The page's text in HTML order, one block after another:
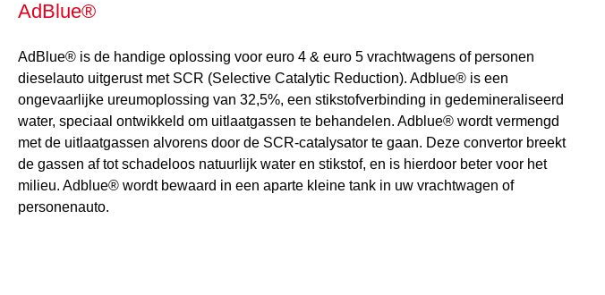
AdBlue®
AdBlue® is de handige oplossing voor euro 4 & euro 5 vrachtwagens of personen
dieselauto uitgerust met SCR (Selective Catalytic Reduction). Adblue® is een
ongevaarlijke ureumoplossing van 32,5%, een stikstofverbinding in gedemineraliseerd
water, speciaal ontwikkeld om uitlaatgassen te behandelen. Adblue® wordt vermengd
met de uitlaatgassen alvorens door de SCR-catalysator te gaan. Deze convertor breekt
de gassen af tot schadeloos natuurlijk water en stikstof, en is hierdoor beter voor het
milieu. Adblue® wordt bewaard in een aparte kleine tank in uw vrachtwagen of
personenauto.